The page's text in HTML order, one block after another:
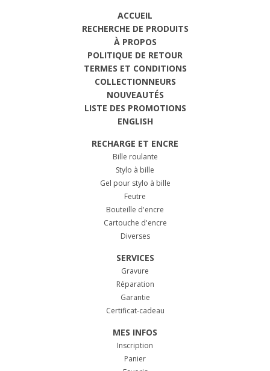
ACCUEIL
RECHERCHE DE PRODUITS
À PROPOS
POLITIQUE DE RETOUR
TERMES ET CONDITIONS
COLLECTIONNEURS
NOUVEAUTÉS
LISTE DES PROMOTIONS
ENGLISH
RECHARGE ET ENCRE
Bille roulante
Stylo à bille
Gel pour stylo à bille
Feutre
Bouteille d'encre
Cartouche d'encre
Diverses
SERVICES
Gravure
Réparation
Garantie
Certificat-cadeau
MES INFOS
Inscription
Panier